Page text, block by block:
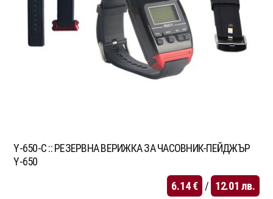
Y-650-C :: РЕЗЕРВНА ВЕРИЖКА ЗА ЧАСОВНИК-ПЕЙДЖЪР
Y-650
6.14€ / 12.01лв.